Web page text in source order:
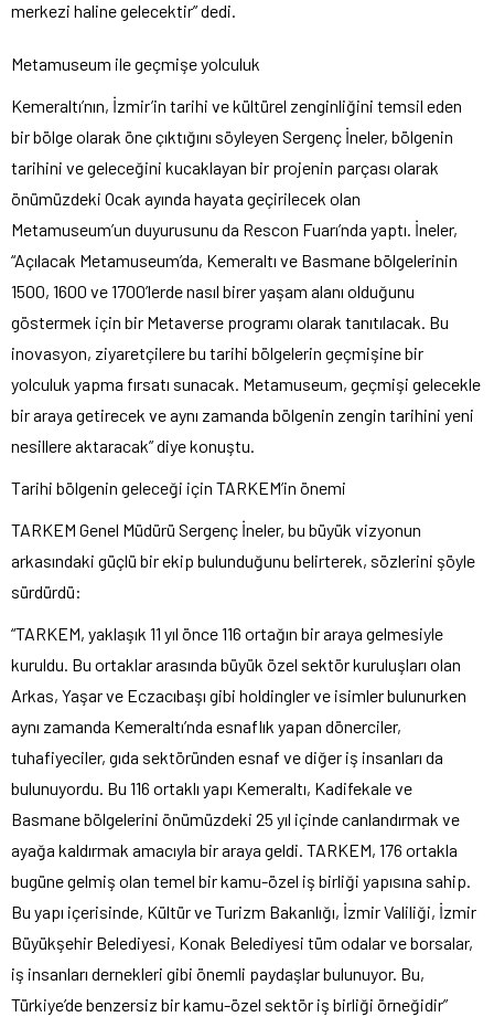
merkezi haline gelecektir” dedi.
Metamuseum ile geçmişe yolculuk
Kemeraltı’nın, İzmir’in tarihi ve kültürel zenginliğini temsil eden
bir bölge olarak öne çıktığını söyleyen Sergenç İneler, bölgenin
tarihini ve geleceğini kucaklayan bir projenin parçası olarak
önümüzdeki Ocak ayında hayata geçirilecek olan
Metamuseum’un duyurusunu da Rescon Fuarı’nda yaptı. İneler,
“Açılacak Metamuseum’da, Kemeraltı ve Basmane bölgelerinin
1500, 1600 ve 1700’lerde nasıl birer yaşam alanı olduğunu
göstermek için bir Metaverse programı olarak tanıtılacak. Bu
inovasyon, ziyaretçilere bu tarihi bölgelerin geçmişine bir
yolculuk yapma fırsatı sunacak. Metamuseum, geçmişi gelecekle
bir araya getirecek ve aynı zamanda bölgenin zengin tarihini yeni
nesillere aktaracak” diye konuştu.
Tarihi bölgenin geleceği için TARKEM’in önemi
TARKEM Genel Müdürü Sergenç İneler, bu büyük vizyonun
arkasındaki güçlü bir ekip bulunduğunu belirterek, sözlerini şöyle
sürdürdü:
“TARKEM, yaklaşık 11 yıl önce 116 ortağın bir araya gelmesiyle
kuruldu. Bu ortaklar arasında büyük özel sektör kuruluşları olan
Arkas, Yaşar ve Eczacıbaşı gibi holdingler ve isimler bulunurken
aynı zamanda Kemeraltı’nda esnaflık yapan dönerciler,
tuhafiyeciler, gıda sektöründen esnaf ve diğer iş insanları da
bulunuyordu. Bu 116 ortaklı yapı Kemeraltı, Kadifekale ve
Basmane bölgelerini önümüzdeki 25 yıl içinde canlandırmak ve
ayağa kaldırmak amacıyla bir araya geldi. TARKEM, 176 ortakla
bugüne gelmiş olan temel bir kamu-özel iş birliği yapısına sahip.
Bu yapı içerisinde, Kültür ve Turizm Bakanlığı, İzmir Valiliği, İzmir
Büyükşehir Belediyesi, Konak Belediyesi tüm odalar ve borsalar,
iş insanları dernekleri gibi önemli paydaşlar bulunuyor. Bu,
Türkiye’de benzersiz bir kamu-özel sektör iş birliği örneğidir”